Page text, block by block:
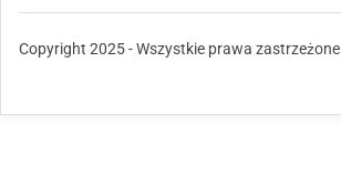
Copyright 2025 - Wszystkie prawa zastrzeżone